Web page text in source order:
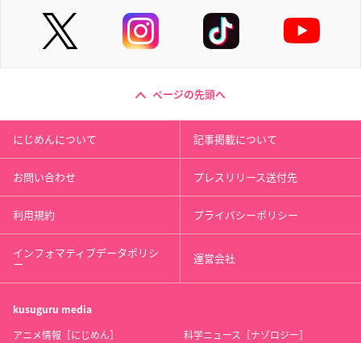
ページの先頭へ
にじめんについて 記事掲載について
お問い合わせ プレスリリース送付先
利用規約 プライバシーポリシー
インフォマティブデータポリシ
ー 運営会社
kusuguru media
アニメ情報［にじめん］ 科学ニュース［ナゾロジー］